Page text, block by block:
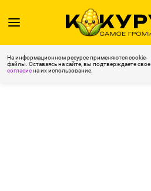
На информационном ресурсе применяются cookie-
файлы. Оставаясь на сайте, вы подтверждаете свое
согласиена их использование.